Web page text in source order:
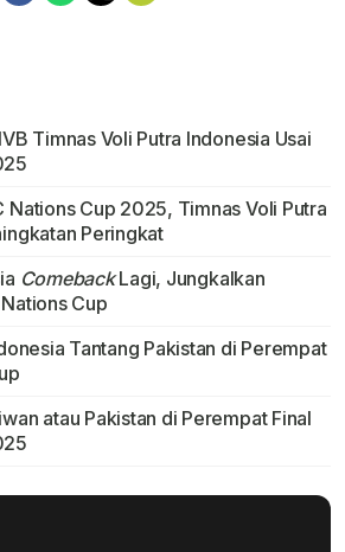
Timnas Voli Putra Indonesia Usai
Nations Cup 2025, Timnas Voli Putra
Peringkat
ComebackLagi, Jungkalkan
Cup
Tantang Pakistan di Perempat
atau Pakistan di Perempat Final